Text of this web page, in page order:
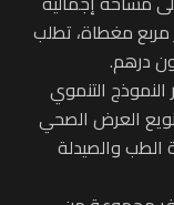
مربع، منها 95 ألف متر مربع مغطاة، تطلب
التنموي
العرض الصحي
الطب والصيدلة